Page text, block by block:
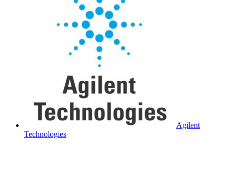
Agilent
Technologies